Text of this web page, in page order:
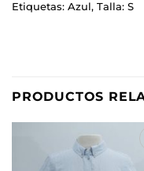
Etiquetas: Azul, Talla: S
PRODUCTOS